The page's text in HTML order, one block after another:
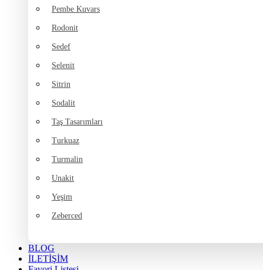
Pembe Kuvars
Rodonit
Sedef
Selenit
Sitrin
Sodalit
Taş Tasarımları
Turkuaz
Turmalin
Unakit
Yeşim
Zeberced
BLOG
İLETİŞİM